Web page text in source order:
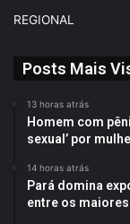
REGIONAL
Posts Mais
13 horas atrás
Homem com
sexual’ por
14 horas atrás
Pará domina
entre os